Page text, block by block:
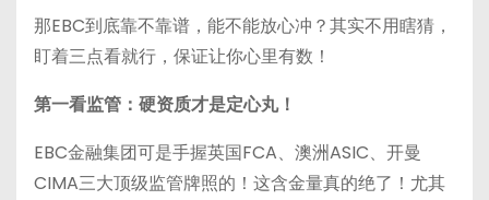
那EBC到底靠不靠谱，能不能放心冲？其实不用瞎猜，
盯着三点看就行，保证让你心里有数！
第一看监管：硬资质才是定心丸！
EBC金融集团可是手握英国FCA、澳洲ASIC、开曼
CIMA三大顶级监管牌照的！这含金量真的绝了！尤其